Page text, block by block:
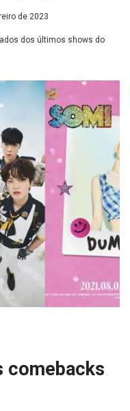
de 2023
dos últimos shows do
comebacks